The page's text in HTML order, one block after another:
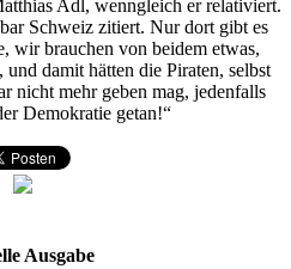
Adl, wenngleich er relativiert.
Schweiz zitiert. Nur dort gibt es
wir brauchen von beidem etwas,
damit hätten die Piraten, selbst
nicht mehr geben mag, jedenfalls
Demokratie getan!“
Ausgabe